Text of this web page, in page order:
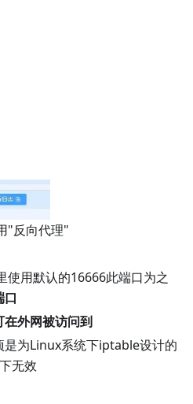
"反向代理"
使用默认的16666此端口为之
口
在外网被访问到
是为Linux系统下iptable设计的
无效